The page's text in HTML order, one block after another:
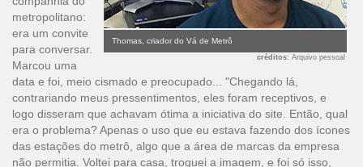
Thomas, criador do Vá de Metrô
créditos: Arquivo pessoal
metropolitano:
era um convite
para conversar.
Marcou uma
data e foi, meio cismado e preocupado... "Chegando lá,
contrariando meus pressentimentos, eles foram receptivos, e
logo disseram que achavam ótima a iniciativa do site. Então, qual
era o problema? Apenas o uso que eu estava fazendo dos ícones
das estações do metrô, algo que a área de marcas da empresa
não permitia. Voltei para casa, troquei a imagem, e foi só isso,